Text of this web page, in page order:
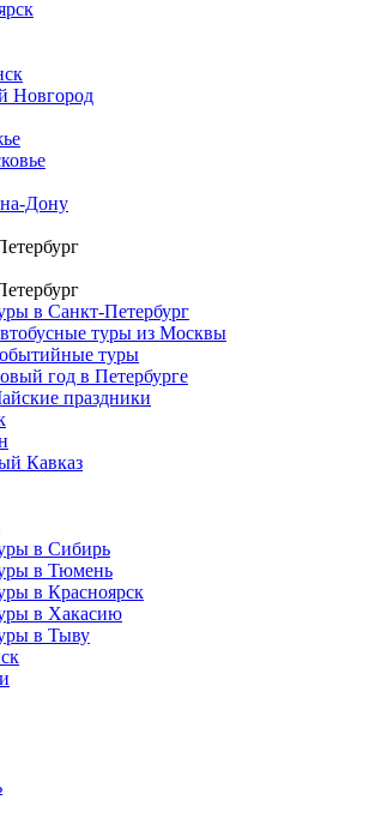
Новгород
Дону
в Санкт-Петербург
туры из Москвы
туры
год в Петербурге
праздники
Кавказ
в Сибирь
в Тюмень
в Красноярск
в Хакасию
в Тыву